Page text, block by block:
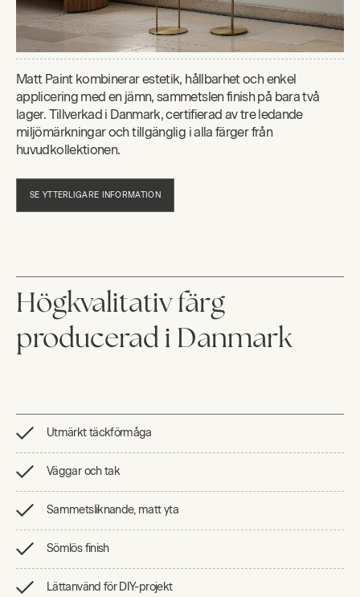
Matt Paint kombinerar estetik, hållbarhet och enkel
applicering med en jämn, sammetslen finish på bara två
lager. Tillverkad i Danmark, certifierad av tre ledande
miljömärkningar och tillgänglig i alla färger från
huvudkollektionen.
SE YTTERLIGARE INFORMATION
Högkvalitativ färg
producerad i Danmark
Utmärkt täckförmåga
Väggar och tak
Sammetsliknande, matt yta
Sömlös finish
Lättanvänd för DIY-projekt